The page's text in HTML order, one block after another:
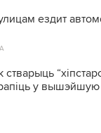
ездит
у вышэйшую